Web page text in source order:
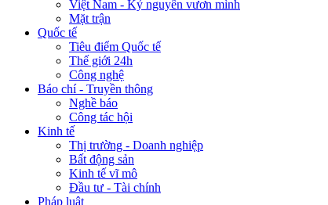
Việt Nam - Kỷ nguyên vươn mình
Mặt trận
Quốc tế
Tiêu điểm Quốc tế
Thế giới 24h
Công nghệ
Báo chí - Truyền thông
Nghề báo
Công tác hội
Kinh tế
Thị trường - Doanh nghiệp
Bất động sản
Kinh tế vĩ mô
Đầu tư - Tài chính
Pháp luật